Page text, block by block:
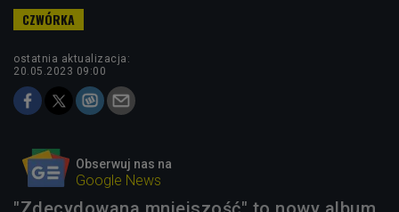
ostatnia aktualizacja:
20.05.2023 09:00
Obserwuj nas na
Google News